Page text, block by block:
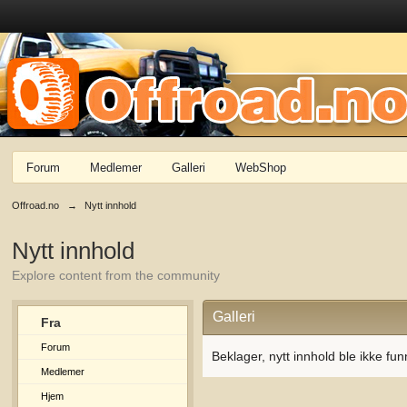
Forum Medlemer Galleri WebShop
Offroad.no → Nytt innhold
Nytt innhold
Explore content from the community
Fra
Forum
Medlemer
Hjem
Galleri
Beklager, nytt innhold ble ikke